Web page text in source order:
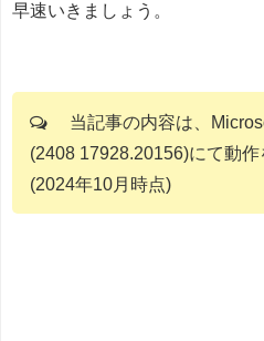
早速いきましょう。
当記事の内容は、
(2408 17928.20156)にて動
(2024年10月時点)